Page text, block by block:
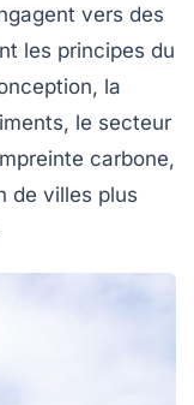
vers des
les principes du
la
le secteur
carbone,
de villes plus